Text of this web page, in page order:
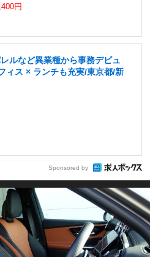
円
ルなど異業種から事務デビュ
ィス × ランチも充実/東京都/新
Sponsored by